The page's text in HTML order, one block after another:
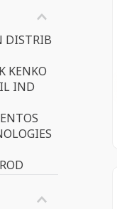
DISTRIB
KENKO
IND